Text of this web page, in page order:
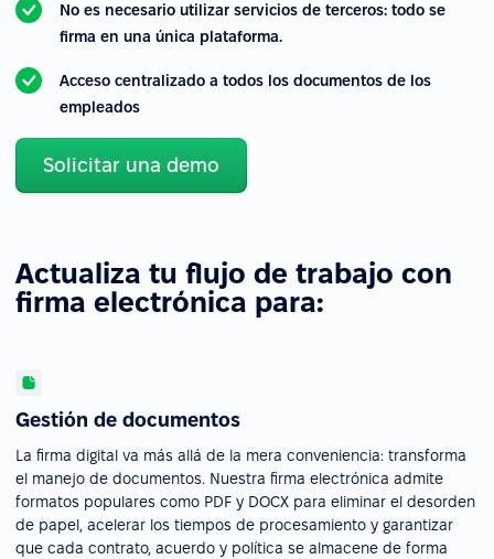
No es necesario utilizar servicios de terceros: todo se
firma en una única plataforma.
Acceso centralizado a todos los documentos de los
empleados
Solicitar una demo
Actualiza tu flujo de trabajo con
firma electrónica para:
Gestión de documentos
La firma digital va más allá de la mera conveniencia: transforma
el manejo de documentos. Nuestra firma electrónica admite
formatos populares como PDF y DOCX para eliminar el desorden
de papel, acelerar los tiempos de procesamiento y garantizar
que cada contrato, acuerdo y política se almacene de forma